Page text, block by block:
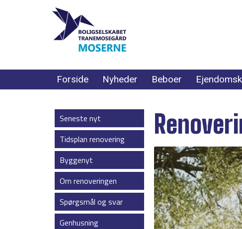
Forside Nyheder Beboer
Seneste nyt
Tidsplan renovering
Byggenyt
Om renoveringen
Spørgsmål og svar
Genhusning